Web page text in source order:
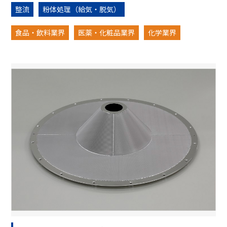
整流 粉体処理（給気・脱気）
食品・飲料業界 医薬・化粧品業界 化学業界